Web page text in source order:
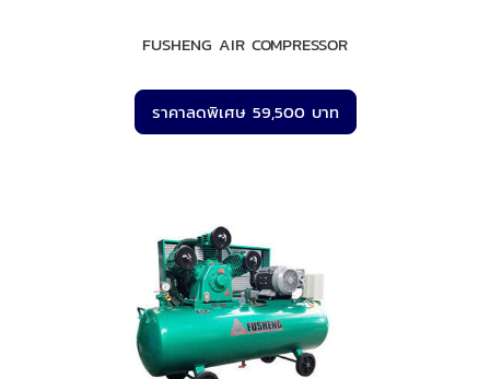
FUSHENG AIR COMPRESSOR
ราคาลดพิเศษ 59,500 บาท